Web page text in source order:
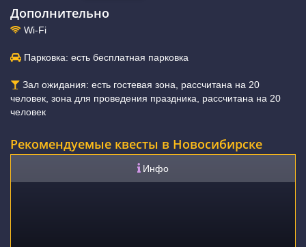
Дополнительно
Wi-Fi
Парковка: есть бесплатная парковка
Зал ожидания: есть гостевая зона, рассчитана на 20
человек, зона для проведения праздника, рассчитана на 20
человек
Рекомендуемые квесты в Новосибирске
Инфо